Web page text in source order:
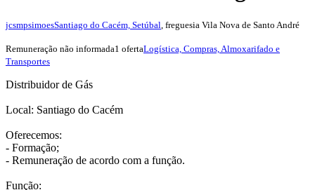
jcsmpsimoesSantiago do Cacém, Setúbal , freguesia Vila Nova de Santo André
Remuneração não informada1 ofertaLogística, Compras, Almoxarifado e
Transportes
Distribuidor de Gás
Local: Santiago do Cacém
Oferecemos:
- Formação;
- Remuneração de acordo com a função.
Função: